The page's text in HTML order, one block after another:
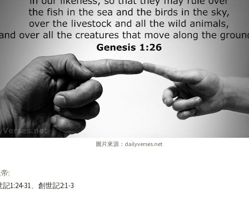
圖片來源：dailyverses.net
:
1:24-31
創世記2:1-3